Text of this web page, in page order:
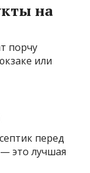
на
порчу
или
перед
это лучшая